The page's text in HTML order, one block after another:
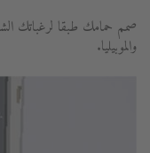
صمم حمامك طبقا لرغباتك
والموبيليا.